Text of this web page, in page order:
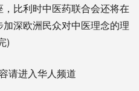
比利时中医药联合会还将在
深欧洲民众对中医理念的理
)
请进入华人频道